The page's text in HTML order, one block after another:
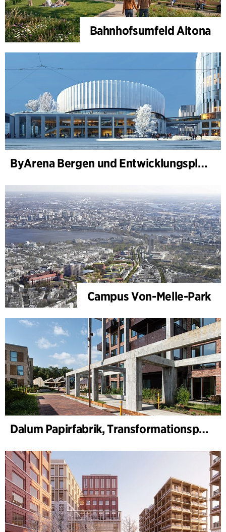
Bahnhofsumfeld Altona
ByArena Bergen und Entwicklungsplan für Nygårdstangen
Campus Von-Melle-Park
Dalum Papirfabrik, Transformationsplan